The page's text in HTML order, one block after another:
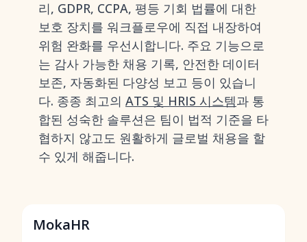
리, GDPR, CCPA, 평등 기회 법률에 대한
보호 장치를 워크플로우에 직접 내장하여
위험 완화를 우선시합니다. 주요 기능으로
는 감사 가능한 채용 기록, 안전한 데이터
보존, 자동화된 다양성 보고 등이 있습니
다. 종종 최고의 ATS 및 HRIS 시스템과 통
합된 성숙한 솔루션은 팀이 법적 기준을 타
협하지 않고도 원활하게 글로벌 채용을 할
수 있게 해줍니다.
MokaHR